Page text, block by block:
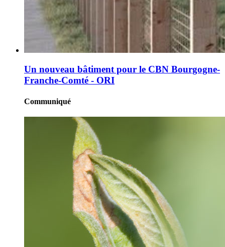
Un nouveau bâtiment pour le CBN Bourgogne-
Franche-Comté - ORI
Communiqué